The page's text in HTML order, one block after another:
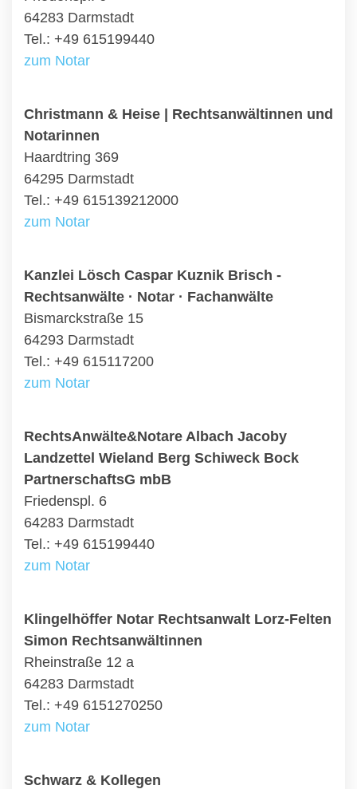
64283 Darmstadt
Tel.: +49 615199440
zum Notar
Christmann & Heise | Rechtsanwältinnen und
Notarinnen
Haardtring 369
64295 Darmstadt
Tel.: +49 615139212000
zum Notar
Kanzlei Lösch Caspar Kuznik Brisch -
Rechtsanwälte · Notar · Fachanwälte
Bismarckstraße 15
64293 Darmstadt
Tel.: +49 615117200
zum Notar
RechtsAnwälte&Notare Albach Jacoby
Landzettel Wieland Berg Schiweck Bock
PartnerschaftsG mbB
Friedenspl. 6
64283 Darmstadt
Tel.: +49 615199440
zum Notar
Klingelhöffer Notar Rechtsanwalt Lorz-Felten
Simon Rechtsanwältinnen
Rheinstraße 12 a
64283 Darmstadt
Tel.: +49 6151270250
zum Notar
Schwarz & Kollegen